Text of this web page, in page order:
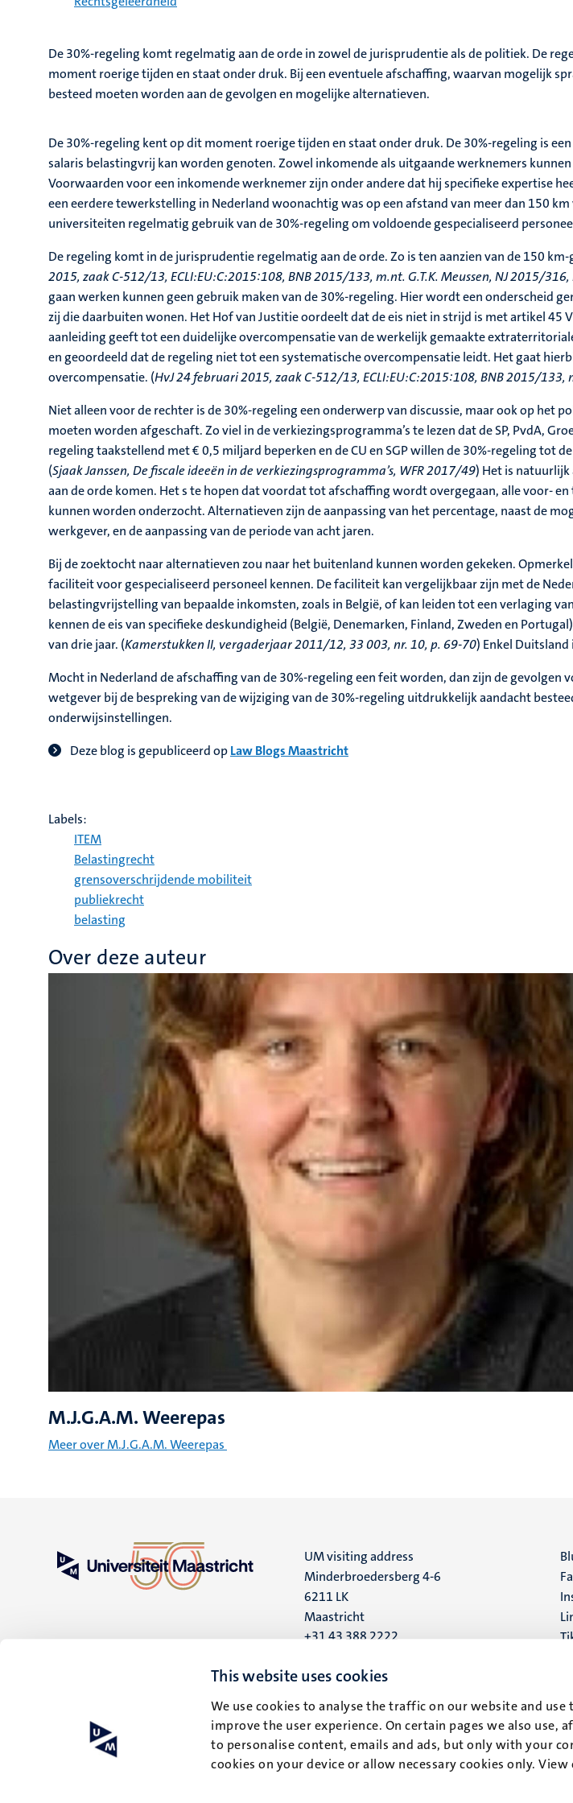
This website uses cookies
We use cookies to analyse the traffic on our website and
improve the user experience. On certain pages we also use,
to personalise content, emails and ads, but only with your
cookies on your device or allow necessary cookies only. View
De 30%-regeling komt regelmatig aan de orde in zowel de jurisprudentie als de politiek. De
moment roerige tijden en staat onder druk. Bij een eventuele afschaffing, waarvan mogelijk
besteed moeten worden aan de gevolgen en mogelijke alternatieven.
De 30%-regeling kent op dit moment roerige tijden en staat onder druk. De 30%‑regeling is
salaris belastingvrij kan worden genoten. Zowel inkomende als uitgaande werknemers
Voorwaarden voor een inkomende werknemer zijn onder andere dat hij specifieke expertise
een eerdere tewerkstelling in Nederland woonachtig was op een afstand van meer dan 150
universiteiten regelmatig gebruik van de 30%‑regeling om voldoende gespecialiseerd
De regeling komt in de jurisprudentie regelmatig aan de orde. Zo is ten aanzien van de 150
2015, zaak C‑512/13, ECLI:EU:C:2015:108, BNB 2015/133, m.nt. G.T.K. Meussen, NJ 2015/
gaan werken kunnen geen gebruik maken van de 30%-regeling. Hier wordt een onderscheid
zij die daarbuiten wonen. Het Hof van Justitie oordeelt dat de eis niet in strijd is met artikel
aanleiding geeft tot een duidelijke overcompensatie van de werkelijk gemaakte
en geoordeeld dat de regeling niet tot een systematische overcompensatie leidt. Het gaat
overcompensatie. (HvJ 24 februari 2015, zaak C‑512/13, ECLI:EU:C:2015:108, BNB 2015/133,
Niet alleen voor de rechter is de 30%‑regeling een onderwerp van discussie, maar ook op het
moeten worden afgeschaft. Zo viel in de verkiezingsprogramma’s te lezen dat de SP, PvdA,
regeling taakstellend met € 0,5 miljard beperken en de CU en SGP willen de 30%-regeling tot
(Sjaak Janssen, De fiscale ideeën in de verkiezingsprogramma’s, WFR 2017/49) Het is
aan de orde komen. Het s te hopen dat voordat tot afschaffing wordt overgegaan, alle voor-
kunnen worden onderzocht. Alternatieven zijn de aanpassing van het percentage, naast de
werkgever, en de aanpassing van de periode van acht jaren.
Bij de zoektocht naar alternatieven zou naar het buitenland kunnen worden gekeken.
faciliteit voor gespecialiseerd personeel kennen. De faciliteit kan vergelijkbaar zijn met de
belastingvrijstelling van bepaalde inkomsten, zoals in België, of kan leiden tot een verlaging
kennen de eis van specifieke deskundigheid (België, Denemarken, Finland, Zweden en
van drie jaar. (Kamerstukken II, vergaderjaar 2011/12, 33 003, nr. 10, p. 69-70) Enkel
Mocht in Nederland de afschaffing van de 30%‑regeling een feit worden, dan zijn de
wetgever bij de bespreking van de wijziging van de 30%-regeling uitdrukkelijk aandacht
onderwijsinstellingen.
Deze blog is gepubliceerd opLaw Blogs Maastricht
Labels:
ITEM
Belastingrecht
grensoverschrijdende mobiliteit
publiekrecht
belasting
Over deze auteur
M.J.G.A.M. Weerepas
Meer over M.J.G.A.M. Weerepas
UM visiting address
Minderbroedersberg 4-6
6211 LK
Maastricht
+31 43 388 2222
UM postal address
6200 MD
Maastricht